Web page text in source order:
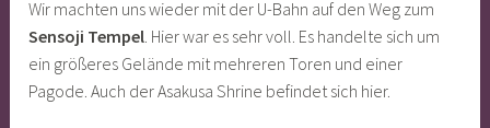
Wir machten uns wieder mit der U-Bahn auf den Weg zum
Sensoji Tempel. Hier war es sehr voll. Es handelte sich um
ein größeres Gelände mit mehreren Toren und einer
Pagode. Auch der Asakusa Shrine befindet sich hier.